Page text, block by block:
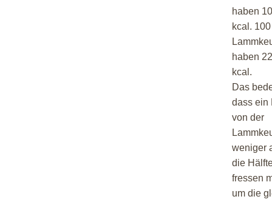
haben
kcal.
haben
kcal.
Das
dass ein
von der
weniger
die
fressen
um die